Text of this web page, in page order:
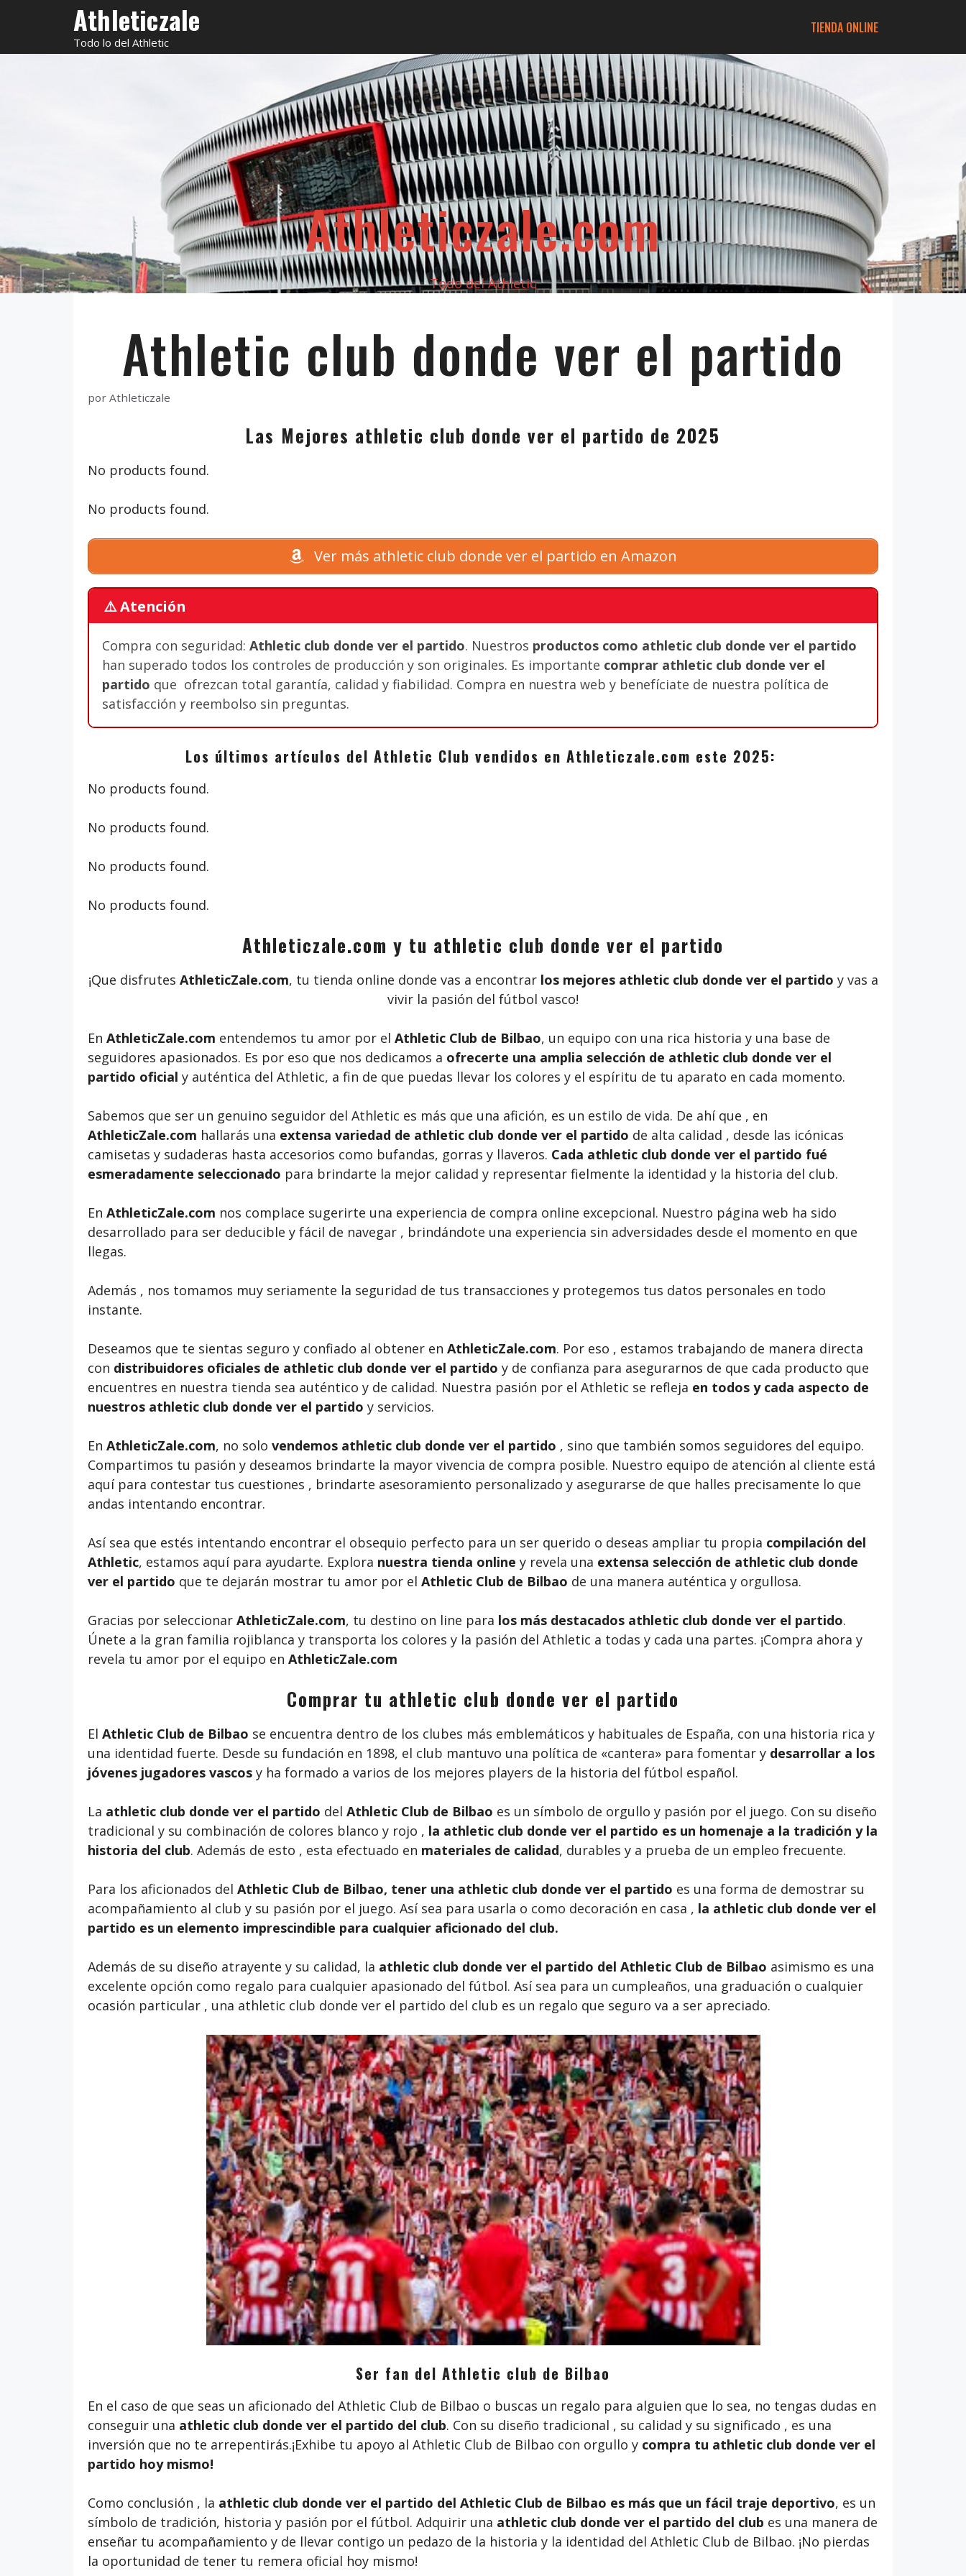
Athleticzale
Todo lo del Athletic
TIENDA ONLINE
Athleticzale.com
Todo del Athletic
Athletic club donde ver el partido
por Athleticzale
Las Mejores athletic club donde ver el partido de 2025
No products found.
No products found.
Ver más athletic club donde ver el partido en Amazon
⚠️ Atención
Compra con seguridad: Athletic club donde ver el partido. Nuestros productos como athletic club donde ver el partido
han superado todos los controles de producción y son originales. Es importante comprar athletic club donde ver el
partido que ofrezcan total garantía, calidad y fiabilidad. Compra en nuestra web y benefíciate de nuestra política de
satisfacción y reembolso sin preguntas.
Los últimos artículos del Athletic Club vendidos en Athleticzale.com este 2025:
No products found.
No products found.
No products found.
No products found.
Athleticzale.com y tu athletic club donde ver el partido
¡Que disfrutes AthleticZale.com, tu tienda online donde vas a encontrar los mejores athletic club donde ver el partido y vas a
vivir la pasión del fútbol vasco!
En AthleticZale.com entendemos tu amor por el Athletic Club de Bilbao, un equipo con una rica historia y una base de
seguidores apasionados. Es por eso que nos dedicamos a ofrecerte una amplia selección de athletic club donde ver el
partido oficial y auténtica del Athletic, a fin de que puedas llevar los colores y el espíritu de tu aparato en cada momento.
Sabemos que ser un genuino seguidor del Athletic es más que una afición, es un estilo de vida. De ahí que , en
AthleticZale.com hallarás una extensa variedad de athletic club donde ver el partido de alta calidad , desde las icónicas
camisetas y sudaderas hasta accesorios como bufandas, gorras y llaveros. Cada athletic club donde ver el partido fué
esmeradamente seleccionado para brindarte la mejor calidad y representar fielmente la identidad y la historia del club.
En AthleticZale.com nos complace sugerirte una experiencia de compra online excepcional. Nuestro página web ha sido
desarrollado para ser deducible y fácil de navegar , brindándote una experiencia sin adversidades desde el momento en que
llegas.
Además , nos tomamos muy seriamente la seguridad de tus transacciones y protegemos tus datos personales en todo
instante.
Deseamos que te sientas seguro y confiado al obtener en AthleticZale.com. Por eso , estamos trabajando de manera directa
con distribuidores oficiales de athletic club donde ver el partido y de confianza para asegurarnos de que cada producto que
encuentres en nuestra tienda sea auténtico y de calidad. Nuestra pasión por el Athletic se refleja en todos y cada aspecto de
nuestros athletic club donde ver el partido y servicios.
En AthleticZale.com, no solo vendemos athletic club donde ver el partido , sino que también somos seguidores del equipo.
Compartimos tu pasión y deseamos brindarte la mayor vivencia de compra posible. Nuestro equipo de atención al cliente está
aquí para contestar tus cuestiones , brindarte asesoramiento personalizado y asegurarse de que halles precisamente lo que
andas intentando encontrar.
Así sea que estés intentando encontrar el obsequio perfecto para un ser querido o deseas ampliar tu propia compilación del
Athletic, estamos aquí para ayudarte. Explora nuestra tienda online y revela una extensa selección de athletic club donde
ver el partido que te dejarán mostrar tu amor por el Athletic Club de Bilbao de una manera auténtica y orgullosa.
Gracias por seleccionar AthleticZale.com, tu destino on line para los más destacados athletic club donde ver el partido.
Únete a la gran familia rojiblanca y transporta los colores y la pasión del Athletic a todas y cada una partes. ¡Compra ahora y
revela tu amor por el equipo en AthleticZale.com
Comprar tu athletic club donde ver el partido
El Athletic Club de Bilbao se encuentra dentro de los clubes más emblemáticos y habituales de España, con una historia rica y
una identidad fuerte. Desde su fundación en 1898, el club mantuvo una política de «cantera» para fomentar y desarrollar a los
jóvenes jugadores vascos y ha formado a varios de los mejores players de la historia del fútbol español.
La athletic club donde ver el partido del Athletic Club de Bilbao es un símbolo de orgullo y pasión por el juego. Con su diseño
tradicional y su combinación de colores blanco y rojo , la athletic club donde ver el partido es un homenaje a la tradición y la
historia del club. Además de esto , esta efectuado en materiales de calidad, durables y a prueba de un empleo frecuente.
Para los aficionados del Athletic Club de Bilbao, tener una athletic club donde ver el partido es una forma de demostrar su
acompañamiento al club y su pasión por el juego. Así sea para usarla o como decoración en casa , la athletic club donde ver el
partido es un elemento imprescindible para cualquier aficionado del club.
Además de su diseño atrayente y su calidad, la athletic club donde ver el partido del Athletic Club de Bilbao asimismo es una
excelente opción como regalo para cualquier apasionado del fútbol. Así sea para un cumpleaños, una graduación o cualquier
ocasión particular , una athletic club donde ver el partido del club es un regalo que seguro va a ser apreciado.
Ser fan del Athletic club de Bilbao
En el caso de que seas un aficionado del Athletic Club de Bilbao o buscas un regalo para alguien que lo sea, no tengas dudas en
conseguir una athletic club donde ver el partido del club. Con su diseño tradicional , su calidad y su significado , es una
inversión que no te arrepentirás.¡Exhibe tu apoyo al Athletic Club de Bilbao con orgullo y compra tu athletic club donde ver el
partido hoy mismo!
Como conclusión , la athletic club donde ver el partido del Athletic Club de Bilbao es más que un fácil traje deportivo, es un
símbolo de tradición, historia y pasión por el fútbol. Adquirir una athletic club donde ver el partido del club es una manera de
enseñar tu acompañamiento y de llevar contigo un pedazo de la historia y la identidad del Athletic Club de Bilbao. ¡No pierdas
la oportunidad de tener tu remera oficial hoy mismo!